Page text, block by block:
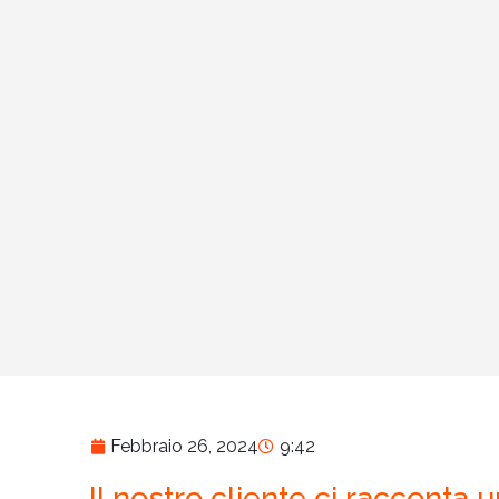
Febbraio 26, 2024 9:42